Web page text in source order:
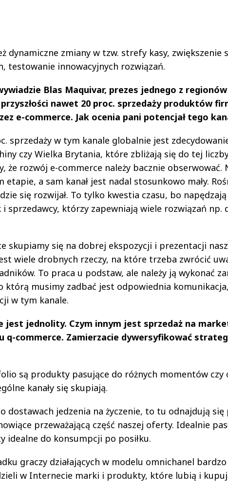
dynamiczne zmiany w tzw. strefy kasy, zwiększenie
testowanie innowacyjnych rozwiązań.
Blas Maquivar, prezes jednego z
nawet 20 proc. sprzedaży produktów
e-commerce. Jak ocenia pani potencjał tego
sprzedaży w tym kanale globalnie jest
czy Wielka Brytania, które zbliżają się do tej
że rozwój e-commerce należy bacznie obserwować.
etapie, a sam kanał jest nadal stosunkowo mały.
się rozwijał. To tylko kwestia czasu, bo
i sprzedawcy, którzy zapewniają wiele rozwiązań
skupiamy się na dobrej ekspozycji i prezentacji
wiele drobnych rzeczy, na które trzeba zwrócić
To praca u podstaw, ale należy ją wykonać
którą musimy zadbać jest odpowiednia
w tym kanale.
jest jednolity. Czym innym jest sprzedaż na
q-commerce. Zamierzacie dywersyfikować
są produkty pasujące do różnych momentów czy
kanały się skupiają.
dostawach jedzenia na życzenie, to tu odnajdują
przeważającą część naszej oferty. Idealnie
idealne do konsumpcji po posiłku.
graczy działających w modelu omnichanel
w Internecie marki i produkty, które lubią i